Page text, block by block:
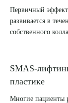
Первичный эффект
развивается в
собственного
SMAS-
пластике
Многие пациенты
Выберите